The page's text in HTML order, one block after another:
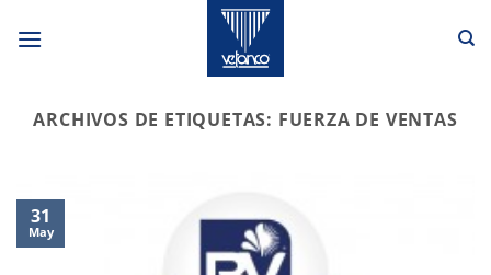
ARCHIVOS DE ETIQUETAS: FUERZA DE VENTAS
31
May